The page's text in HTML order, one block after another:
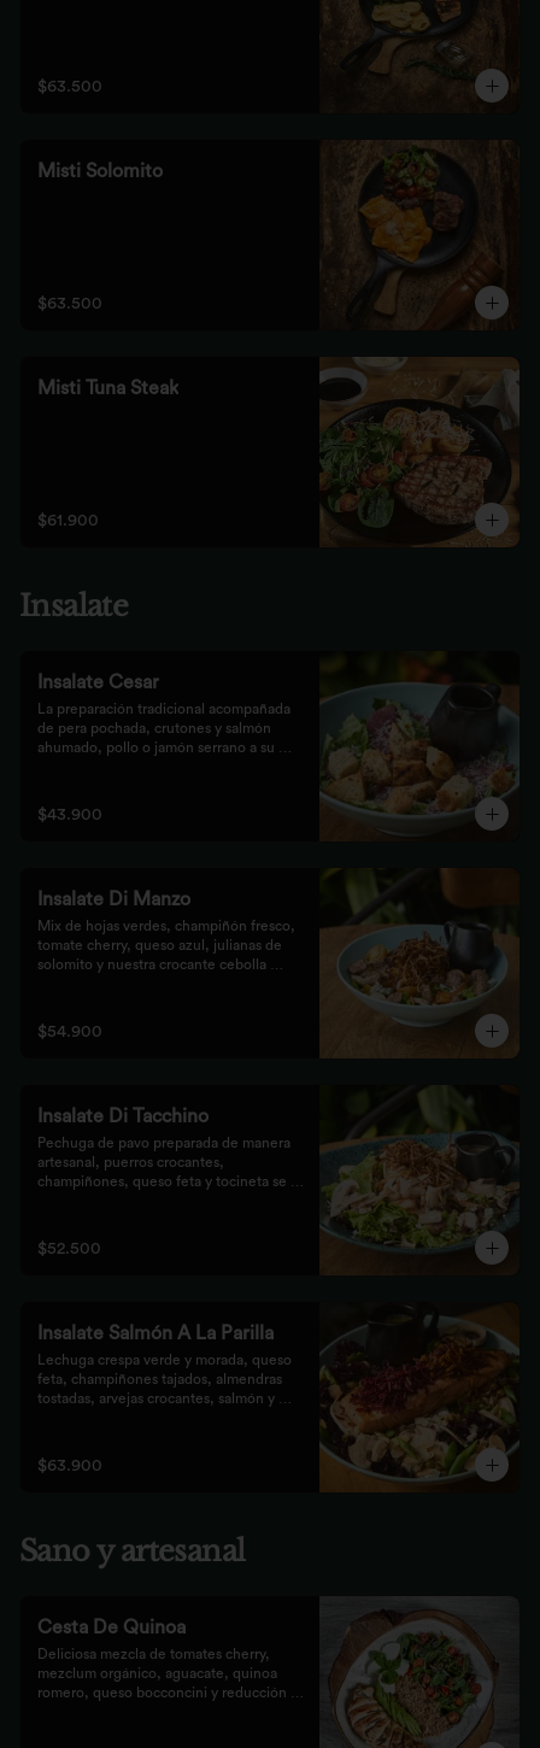
$63.500
Misti Solomito
$63.500
Misti Tuna Steak
$61.900
Insalate
Insalate Cesar
La preparación tradicional acompañada
de pera pochada, crutones y salmón
ahumado, pollo o jamón serrano a su
$43.900
Insalate Di Manzo
Mix de hojas verdes, champiñón fresco,
tomate cherry, queso azul, julianas de
solomito y nuestra crocante cebolla
$54.900
Insalate Di Tacchino
Pechuga de pavo preparada de manera
artesanal, puerros crocantes,
champiñones, queso feta y tocineta se
$52.500
Insalate Salmón A La Parilla
Lechuga crespa verde y morada, queso
feta, champiñones tajados, almendras
tostadas, arvejas crocantes, salmón y
$63.900
Sano y artesanal
Cesta De Quinoa
Deliciosa mezcla de tomates cherry,
mezclum orgánico, aguacate, quinoa
romero, queso bocconcini y reducción